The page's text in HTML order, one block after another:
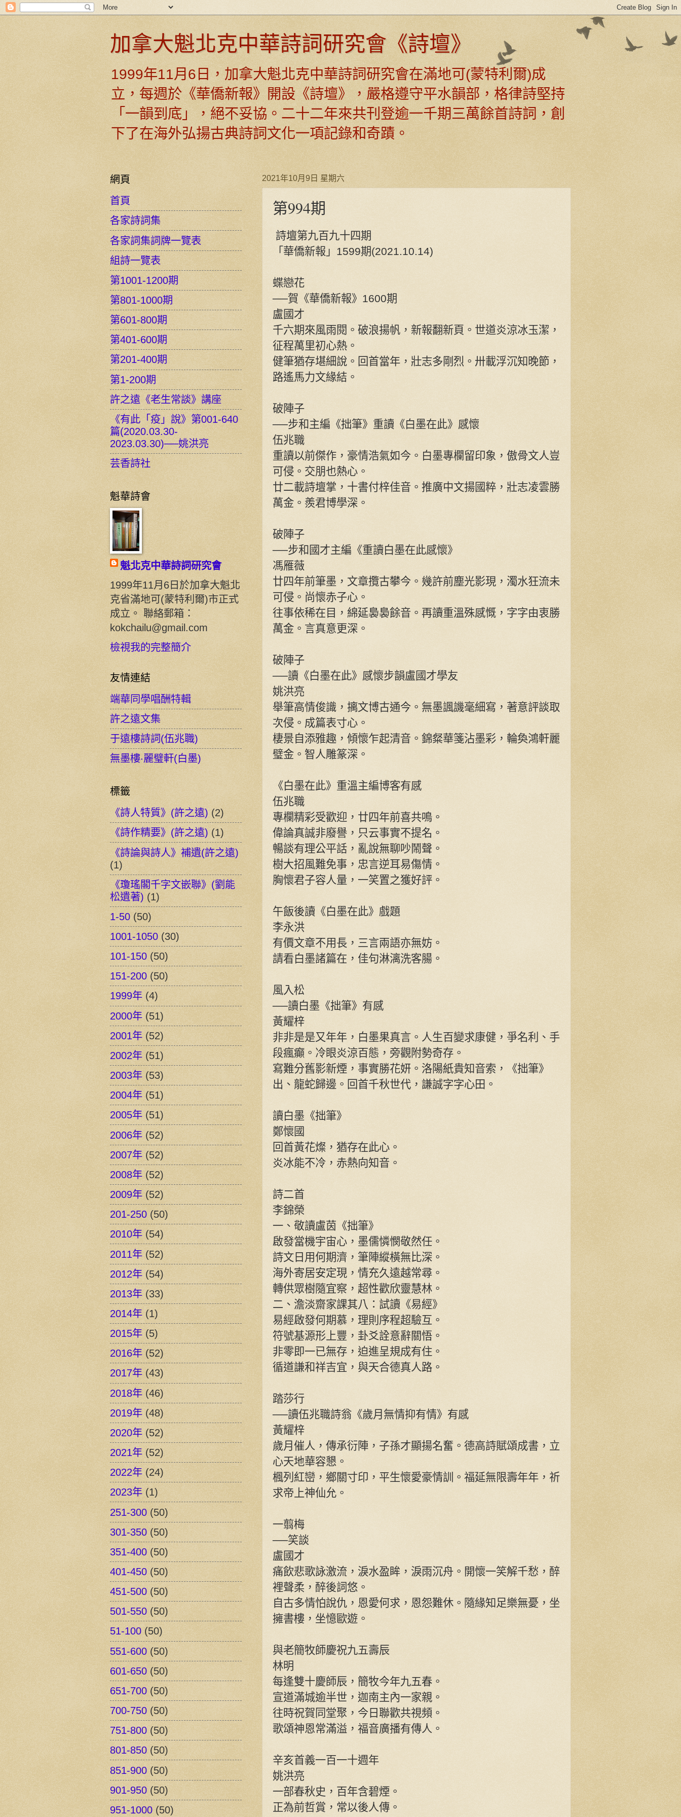
加拿大魁北克中華詩詞研究會《詩壇》
1999年11月6日，加拿大魁北克中華詩詞研究會在滿地可(蒙特利爾)成
立，每週於《華僑新報》開設《詩壇》，嚴格遵守平水韻部，格律詩堅持
「一韻到底」，絕不妥協。二十二年來共刊登逾一千期三萬餘首詩詞，創
下了在海外弘揚古典詩詞文化一項記錄和奇蹟。
2021年10月9日 星期六
第994期
詩壇第九百九十四期
「華僑新報」1599期(2021.10.14)
蝶戀花
──賀《華僑新報》1600期
盧國才
千六期來風雨閱。破浪揚帆，新報翻新頁。世道炎涼冰玉潔，
征程萬里初心熱。
健筆猶存堪細說。回首當年，壯志多剛烈。卅載浮沉知晚節，
路遙馬力文緣結。
破陣子
──步和主編《拙筆》重讀《白墨在此》感懷
伍兆職
重讀以前傑作，豪情浩氣如今。白墨專欄留印象，傲骨文人豈
可侵。交朋也熱心。
廿二載詩壇掌，十書付梓佳音。推廣中文揚國粹，壯志凌雲勝
萬金。羨君博學深。
破陣子
──步和國才主編《重讀白墨在此感懷》
馮雁薇
廿四年前筆墨，文章攬古攀今。幾許前塵光影現，濁水狂流未
可侵。尚懷赤子心。
往事依稀在目，綿延裊裊餘音。再讀重溫殊感慨，字字由衷勝
萬金。言真意更深。
破陣子
──讀《白墨在此》感懷步韻盧國才學友
姚洪亮
舉筆高情俊識，摛文博古通今。無墨諷譏毫細寫，著意評談取
次侵。成篇表寸心。
棲景自添雅趣，傾懷乍起清音。錦粲華箋沾墨彩，輪奐鴻軒麗
璧金。智人雕篆深。
《白墨在此》重溫主編博客有感
伍兆職
專欄精彩受歡迎，廿四年前喜共鳴。
偉論真誠非廢譽，只云事實不提名。
暢談有理公平話，亂說無聊吵鬧聲。
樹大招風難免事，忠言逆耳易傷情。
胸懷君子容人量，一笑置之獲好評。
午飯後讀《白墨在此》戲題
李永洪
有價文章不用長，三言兩語亦無妨。
請看白墨諸篇在，佳句淋漓洗客腸。
風入松
──讀白墨《拙筆》有感
黃耀梓
非非是是又年年，白墨果真言。人生百變求康健，爭名利、手
段瘋癲。冷眼炎涼百態，旁觀附勢奇存。
寫難分舊影新煙，事實勝花妍。洛陽紙貴知音索，《拙筆》
出、龍蛇歸邊。回首千秋世代，謙誠字字心田。
讀白墨《拙筆》
鄭懷國
回首黃花燦，猶存在此心。
炎冰能不冷，赤熱向知音。
詩二首
李錦榮
一、敬讀盧茵《拙筆》
啟發當機宇宙心，墨儒憐憫敬然任。
詩文日用何期濟，筆陣縱橫無比深。
海外寄居安定現，情充久遠越常尋。
轉供眾樹隨宜察，超性歡欣靈慧林。
二、澹淡齋家課其八：試讀《易經》
易經啟發何期慕，理則序程超驗互。
符號基源形上豐，卦爻詮意辭關悟。
非零即一已無存，迫進呈規成有住。
循道謙和祥吉宜，與天合德真人路。
踏莎行
──讀伍兆職詩翁《歲月無情抑有情》有感
黃耀梓
歲月催人，傳承衍陣，子孫才顯揚名奮。德高詩賦頌成書，立
心天地華容懇。
楓列紅巒，鄉關寸印，平生懷愛豪情訓。福延無限壽年年，祈
求帝上神仙允。
一翦梅
──笑談
盧國才
痛飲悲歌詠激流，淚水盈眸，淚雨沉舟。開懷一笑解千愁，醉
裡聲柔，醉後詞悠。
自古多情怕說仇，恩愛何求，恩怨難休。隨緣知足樂無憂，坐
擁書樓，坐憶歐遊。
與老簡牧師慶祝九五壽辰
林明
每逢雙十慶師辰，簡牧今年九五春。
宣道滿城逾半世，迦南主內一家親。
往時祝賀同堂聚，今日聯歡共視頻。
歌頌神恩常滿溢，福音廣播有傳人。
辛亥首義一百一十週年
姚洪亮
一部春秋史，百年含碧煙。
正為前哲賞，常以後人傳。
網頁
首頁
各家詩詞集
各家詞集詞牌一覽表
組詩一覽表
第1001-1200期
第801-1000期
第601-800期
第401-600期
第201-400期
第1-200期
許之遠《老生常談》講座
《有此「疫」說》第001-640
篇(2020.03.30-
2023.03.30)──姚洪亮
芸香詩社
魁華詩會
魁北克中華詩詞研究會
1999年11月6日於加拿大魁北
克省滿地可(蒙特利爾)市正式
成立。 聯絡郵箱：
kokchailu@gmail.com
檢視我的完整簡介
友情連結
端華同學唱酬特輯
許之遠文集
于遠樓詩詞(伍兆職)
無墨樓‧麗璧軒(白墨)
標籤
《詩人特質》(許之遠) (2)
《詩作精要》(許之遠) (1)
《詩論與詩人》補遺(許之遠)
(1)
《瓊瑤閣千字文嵌聯》(劉能
松遺著) (1)
1-50 (50)
1001-1050 (30)
101-150 (50)
151-200 (50)
1999年 (4)
2000年 (51)
2001年 (52)
2002年 (51)
2003年 (53)
2004年 (51)
2005年 (51)
2006年 (52)
2007年 (52)
2008年 (52)
2009年 (52)
201-250 (50)
2010年 (54)
2011年 (52)
2012年 (54)
2013年 (33)
2014年 (1)
2015年 (5)
2016年 (52)
2017年 (43)
2018年 (46)
2019年 (48)
2020年 (52)
2021年 (52)
2022年 (24)
2023年 (1)
251-300 (50)
301-350 (50)
351-400 (50)
401-450 (50)
451-500 (50)
501-550 (50)
51-100 (50)
551-600 (50)
601-650 (50)
651-700 (50)
700-750 (50)
751-800 (50)
801-850 (50)
851-900 (50)
901-950 (50)
951-1000 (50)